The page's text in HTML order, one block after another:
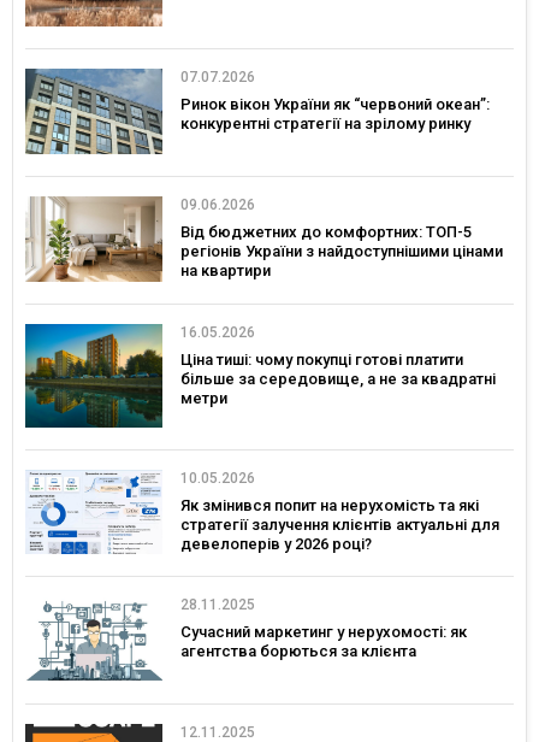
07.07.2026
Ринок вікон України як “червоний океан”:
конкурентні стратегії на зрілому ринку
09.06.2026
Від бюджетних до комфортних: ТОП-5
регіонів України з найдоступнішими цінами
на квартири
16.05.2026
Ціна тиші: чому покупці готові платити
більше за середовище, а не за квадратні
метри
10.05.2026
Як змінився попит на нерухомість та які
стратегії залучення клієнтів актуальні для
девелоперів у 2026 році?
28.11.2025
Сучасний маркетинг у нерухомості: як
агентства борються за клієнта
12.11.2025